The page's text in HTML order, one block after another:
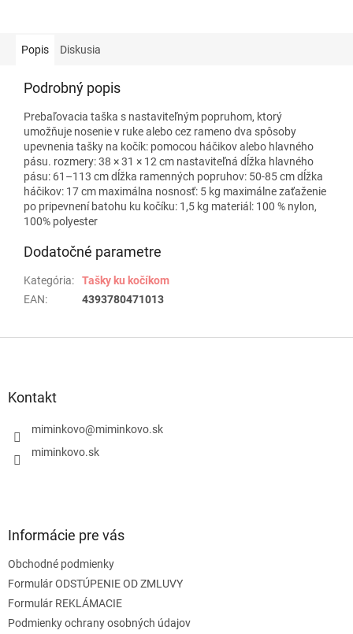
Popis Diskusia
Podrobný popis
Prebaľovacia taška s nastaviteľným popruhom, ktorý
umožňuje nosenie v ruke alebo cez rameno dva spôsoby
upevnenia tašky na kočík: pomocou háčikov alebo hlavného
pásu. rozmery: 38 × 31 × 12 cm nastaviteľná dĺžka hlavného
pásu: 61–113 cm dĺžka ramenných popruhov: 50-85 cm dĺžka
háčikov: 17 cm maximálna nosnosť: 5 kg maximálne zaťaženie
po pripevnení batohu ku kočíku: 1,5 kg materiál: 100 % nylon,
100% polyester
Dodatočné parametre
Kategória:
Tašky ku kočíkom
EAN: 4393780471013
Kontakt
miminkovo@miminkovo.sk
miminkovo.sk
Informácie pre vás
Obchodné podmienky
Formulár ODSTÚPENIE OD ZMLUVY
Formulár REKLÁMACIE
Podmienky ochrany osobných údajov